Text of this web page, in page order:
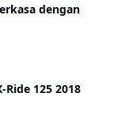
dengan
Ride 125 2018